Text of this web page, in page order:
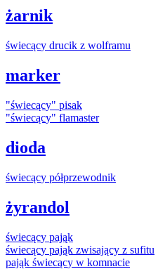
żarnik
świecący drucik z wolframu
marker
"świecący" pisak
"świecący" flamaster
dioda
świecący półprzewodnik
żyrandol
świecący pająk
świecący pająk zwisający z sufitu
pająk świecący w komnacie